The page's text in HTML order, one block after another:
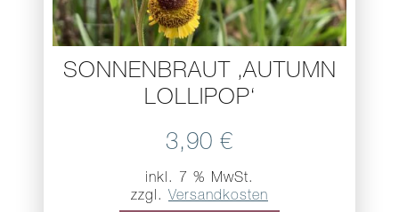
SONNENBRAUT ‚AUTUMN
LOLLIPOP‘
3,90 €
inkl. 7 % MwSt.
zzgl. Versandkosten